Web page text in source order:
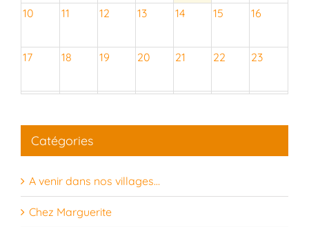
10 11 12 13 14 15 16
17 18 19 20 21 22 23
31 1
Catégories
A venir dans nos villages…
Chez Marguerite